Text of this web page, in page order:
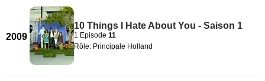
2009
10 Things I Hate About You - Saison 1
1 Episode 11
Rôle: Principale Holland